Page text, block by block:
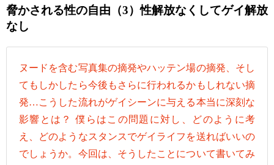
脅かされる性の自由（3）性解放なくしてゲイ解放
なし
ヌードを含む写真集の摘発やハッテン場の摘発、そし
てもしかしたら今後もさらに行われるかもしれない摘
発…こうした流れがゲイシーンに与える本当に深刻な
影響とは？ 僕らはこの問題に対し、どのように考
え、どのようなスタンスでゲイライフを送ればいいの
でしょうか。今回は、そうしたことについて書いてみ